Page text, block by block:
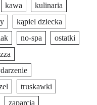
kawa
kulinaria
kąpiel dziecka
no-spa
ostatki
truskawki
zaparcia